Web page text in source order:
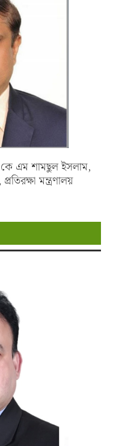
এম শামছুল ইসলাম,
মন্ত্রণালয়